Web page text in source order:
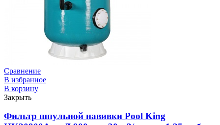
Сравнение
В избранное
В корзину
Закрыть
Фильтр шпульной навивки Pool King